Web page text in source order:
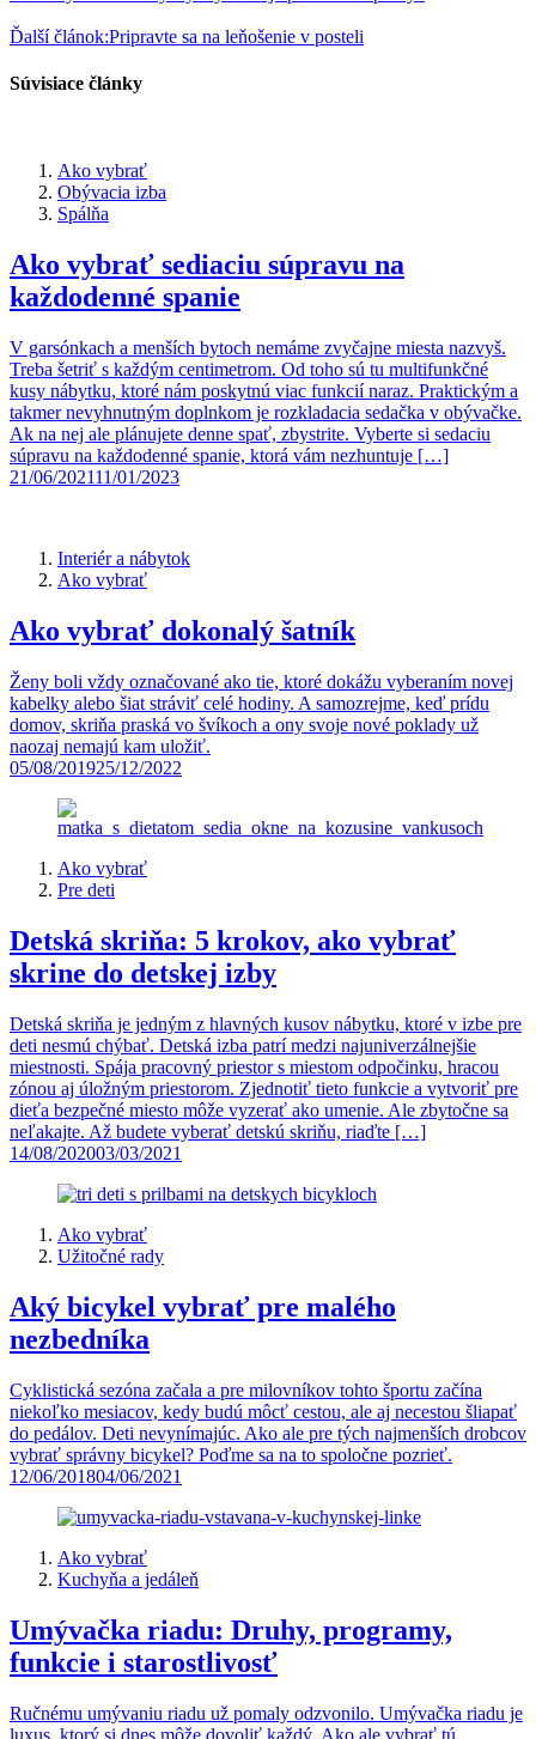
Ďalší článok:Pripravte sa na leňošenie v posteli
Súvisiace články
Ako vybrať
Obývacia izba
Spálňa
Ako vybrať sediaciu súpravu na
každodenné spanie
V garsónkach a menších bytoch nemáme zvyčajne miesta nazvyš.
Treba šetriť s každým centimetrom. Od toho sú tu multifunkčné
kusy nábytku, ktoré nám poskytnú viac funkcií naraz. Praktickým a
takmer nevyhnutným doplnkom je rozkladacia sedačka v obývačke.
Ak na nej ale plánujete denne spať, zbystrite. Vyberte si sedaciu
súpravu na každodenné spanie, ktorá vám nezhuntuje […]
21/06/202111/01/2023
Interiér a nábytok
Ako vybrať
Ako vybrať dokonalý šatník
Ženy boli vždy označované ako tie, ktoré dokážu vyberaním novej
kabelky alebo šiat stráviť celé hodiny. A samozrejme, keď prídu
domov, skriňa praská vo švíkoch a ony svoje nové poklady už
naozaj nemajú kam uložiť.
05/08/201925/12/2022
Ako vybrať
Pre deti
Detská skriňa: 5 krokov, ako vybrať
skrine do detskej izby
Detská skriňa je jedným z hlavných kusov nábytku, ktoré v izbe pre
deti nesmú chýbať. Detská izba patrí medzi najuniverzálnejšie
miestnosti. Spája pracovný priestor s miestom odpočinku, hracou
zónou aj úložným priestorom. Zjednotiť tieto funkcie a vytvoriť pre
dieťa bezpečné miesto môže vyzerať ako umenie. Ale zbytočne sa
neľakajte. Až budete vyberať detskú skriňu, riaďte […]
14/08/202003/03/2021
Ako vybrať
Užitočné rady
Aký bicykel vybrať pre malého
nezbedníka
Cyklistická sezóna začala a pre milovníkov tohto športu začína
niekoľko mesiacov, kedy budú môcť cestou, ale aj necestou šliapať
do pedálov. Deti nevynímajúc. Ako ale pre tých najmenších drobcov
vybrať správny bicykel? Poďme sa na to spoločne pozrieť.
12/06/201804/06/2021
Ako vybrať
Kuchyňa a jedáleň
Umývačka riadu: Druhy, programy,
funkcie i starostlivosť
Ručnému umývaniu riadu už pomaly odzvonilo. Umývačka riadu je
luxus, ktorý si dnes môže dovoliť každý. Ako ale vybrať tú